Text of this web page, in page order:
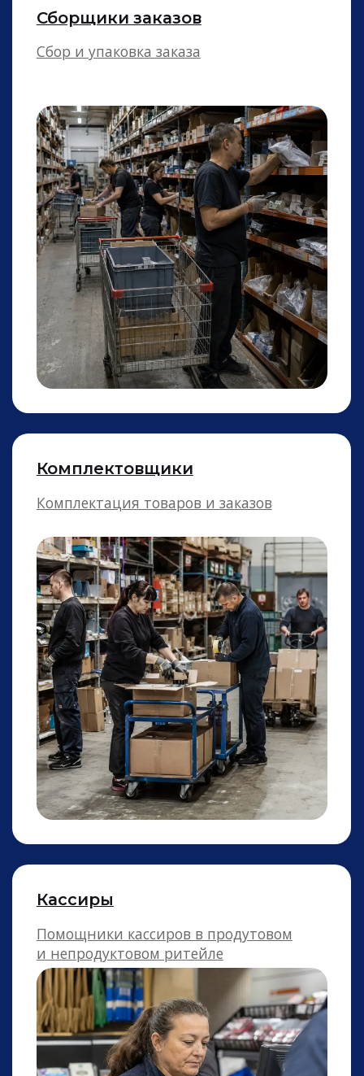
Помощники кассиров в продутовом
и непродуктовом ритейле
Кассиры
Продавцы
Операторы линии